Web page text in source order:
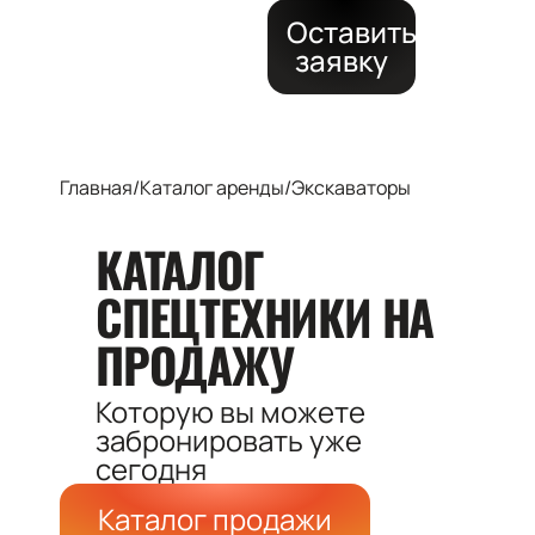
Оставить
заявку
Главная/Каталог аренды/Экскаваторы
КАТАЛОГ
СПЕЦТЕХНИКИ НА
ПРОДАЖУ
Которую вы можете
забронироватьуже
сегодня
Каталог продажи